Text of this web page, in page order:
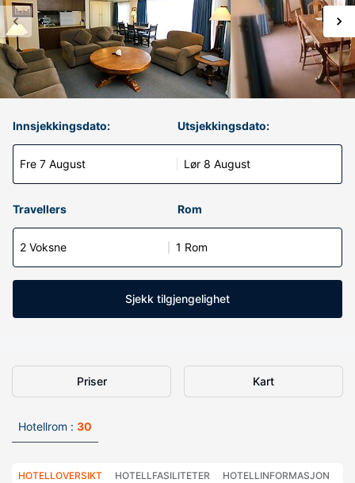
Innsjekkingsdato:
Fre 7 August
Utsjekkingsdato:
Lør 8 August
Travellers Rom
2 Voksne 1 Rom
Sjekk tilgjengelighet
Priser Kart
Hotellrom : 30
HOTELLOVERSIKT HOTELLFASILITETER HOTELLINFORMASJON